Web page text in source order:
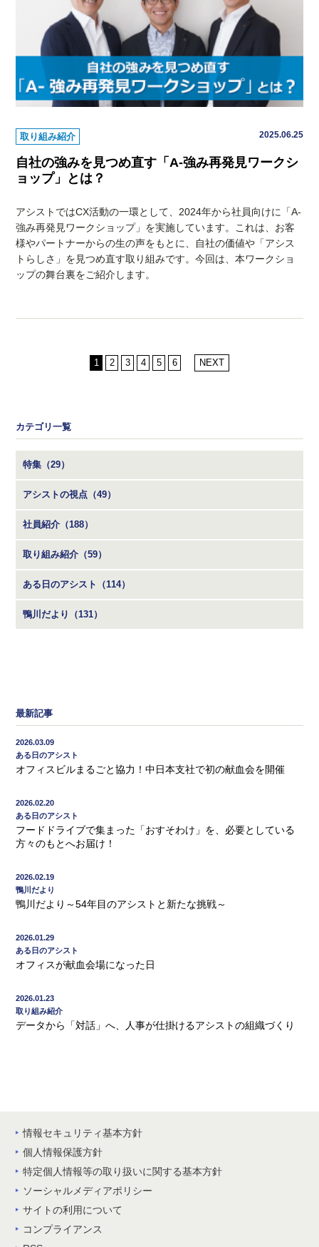
取り組み紹介 2025.06.25
自社の強みを見つめ直す「A-強み再発見ワークシ
ョップ」とは？
アシストではCX活動の一環として、2024年から社員向けに「A-
強み再発見ワークショップ」を実施しています。これは、お客
様やパートナーからの生の声をもとに、自社の価値や「アシス
トらしさ」を見つめ直す取り組みです。今回は、本ワークショ
ップの舞台裏をご紹介します。
1 2 3 4 5 6 NEXT
カテゴリ一覧
特集（29）
アシストの視点（49）
社員紹介（188）
取り組み紹介（59）
ある日のアシスト（114）
鴨川だより（131）
最新記事
2026.03.09
ある日のアシスト
オフィスビルまるごと協力！中日本支社で初の献血会を開催
2026.02.20
ある日のアシスト
フードドライブで集まった「おすそわけ」を、必要としている
方々のもとへお届け！
2026.02.19
鴨川だより
鴨川だより～54年目のアシストと新たな挑戦～
2026.01.29
ある日のアシスト
オフィスが献血会場になった日
2026.01.23
取り組み紹介
データから「対話」へ、人事が仕掛けるアシストの組織づくり
情報セキュリティ基本方針
個人情報保護方針
特定個人情報等の取り扱いに関する基本方針
ソーシャルメディアポリシー
サイトの利用について
コンプライアンス